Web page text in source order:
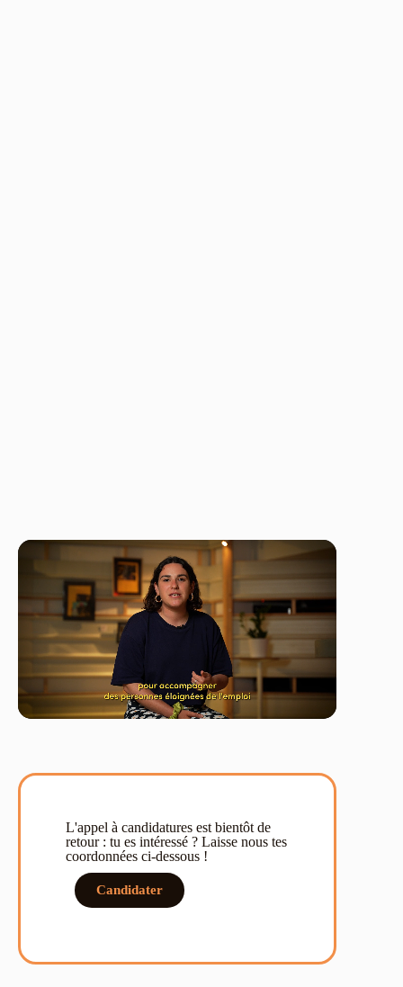
L'appel à candidatures est bientôt de
retour : tu es intéressé ? Laisse nous tes
coordonnées ci-dessous !
Candidater